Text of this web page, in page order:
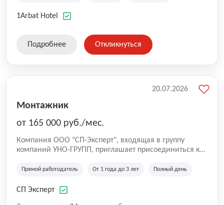
Академическая, Фрунзенская, Профсоюзная и
1Arbat Hotel
Подробнее Откликнуться
Монтажник
от 165 000 руб./мес.
Компания ООО "СП-Эксперт", входящая в группу
компаний УНО-ГРУПП, приглашает присоединиться к
работаем на рынке с 2005 года и оказываем комплекс
зданий из гибридных модульных блоков свободной
Прямой работодатель От 1 года до 3 лет Полный день
СП Эксперт
20.07.2026